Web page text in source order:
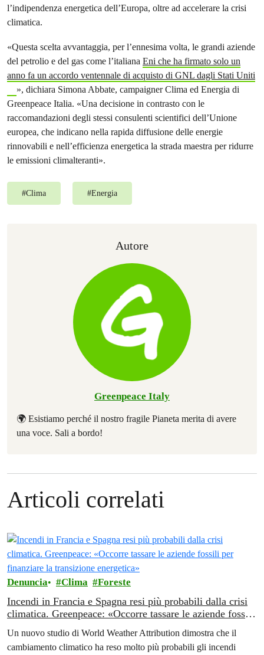
l’indipendenza energetica dell’Europa, oltre ad accelerare la crisi
climatica.
«Questa scelta avvantaggia, per l’ennesima volta, le grandi aziende
del petrolio e del gas come l’italiana Eni che ha firmato solo un
anno fa un accordo ventennale di acquisto di GNL dagli Stati Uniti
», dichiara Simona Abbate, campaigner Clima ed Energia di
Greenpeace Italia. «Una decisione in contrasto con le
raccomandazioni degli stessi consulenti scientifici dell’Unione
europea, che indicano nella rapida diffusione delle energie
rinnovabili e nell’efficienza energetica la strada maestra per ridurre
le emissioni climalteranti».
#Clima #Energia
Autore
Greenpeace Italy
🌍 Esistiamo perché il nostro fragile Pianeta merita di avere
una voce. Sali a bordo!
Articoli correlati
Denuncia Clima Foreste
Incendi in Francia e Spagna resi più probabili dalla crisi
climatica. Greenpeace: «Occorre tassare le aziende fossili
Un nuovo studio di World Weather Attribution dimostra che il
cambiamento climatico ha reso molto più probabili gli incendi